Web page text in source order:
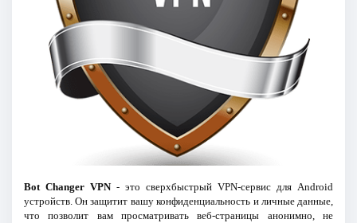
Bot Changer VPN- это сверхбыстрый VPN-сервис для Android
устройств. Он защитит вашу конфиденциальность и личные данные,
что позволит вам просматривать веб-страницы анонимно, не